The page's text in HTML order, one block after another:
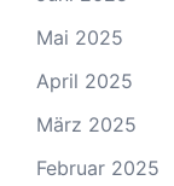
Mai 2025
April 2025
März 2025
Februar 2025